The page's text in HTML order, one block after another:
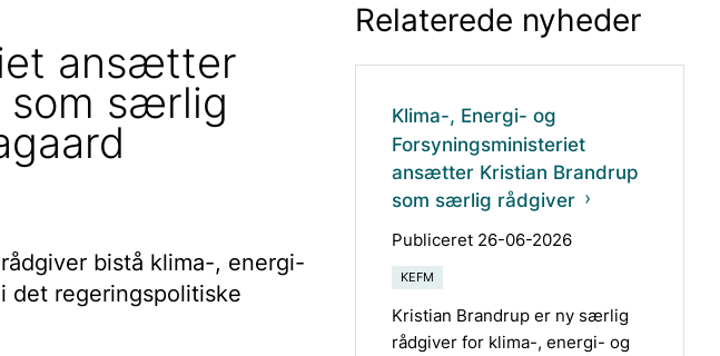
ansætter
som særlig
bistå klima-, energi-
det regeringspolitiske
Relaterede nyheder
Klima-, Energi- og
Forsyningsministeriet
ansætter Kristian Brandrup
som særlig rådgiver
Publiceret 26-06-2026
KEFM
Kristian Brandrup er ny særlig
rådgiver for klima-, energi- og